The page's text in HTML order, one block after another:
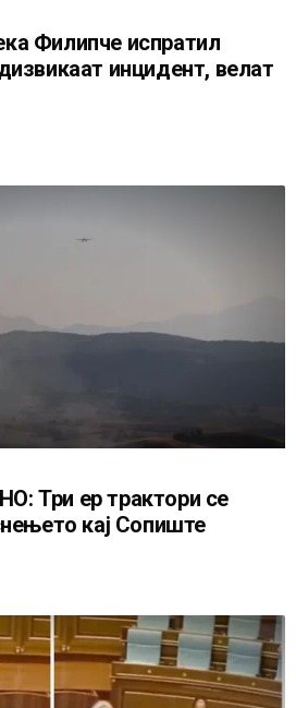
Филипче испратил
инцидент, велат
Три ер трактори се
кај Сопиште